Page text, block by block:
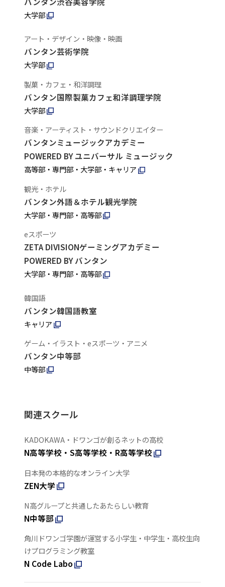
大学部
アート・デザイン・映像・映画
バンタン芸術学院
大学部
製菓・カフェ・和洋調理
バンタン国際製菓カフェ和洋調理学院
大学部
音楽・アーティスト・サウンドクリエイター
バンタンミュージックアカデミー
POWERED BY ユニバーサル ミュージック
高等部・専門部・大学部・キャリア
観光・ホテル
バンタン外語＆ホテル観光学院
大学部・専門部・高等部
eスポーツ
ZETA DIVISIONゲーミングアカデミー
POWERED BY バンタン
大学部・専門部・高等部
韓国語
バンタン韓国語教室
キャリア
ゲーム・イラスト・eスポーツ・アニメ
バンタン中等部
中等部
関連スクール
KADOKAWA・ドワンゴが創るネットの高校
N高等学校・S高等学校・R高等学校
日本発の本格的なオンライン大学
ZEN大学
N高グループと共通したあたらしい教育
N中等部
角川ドワンゴ学園が運営する小学生・中学生・高校生向
けプログラミング教室
N Code Labo